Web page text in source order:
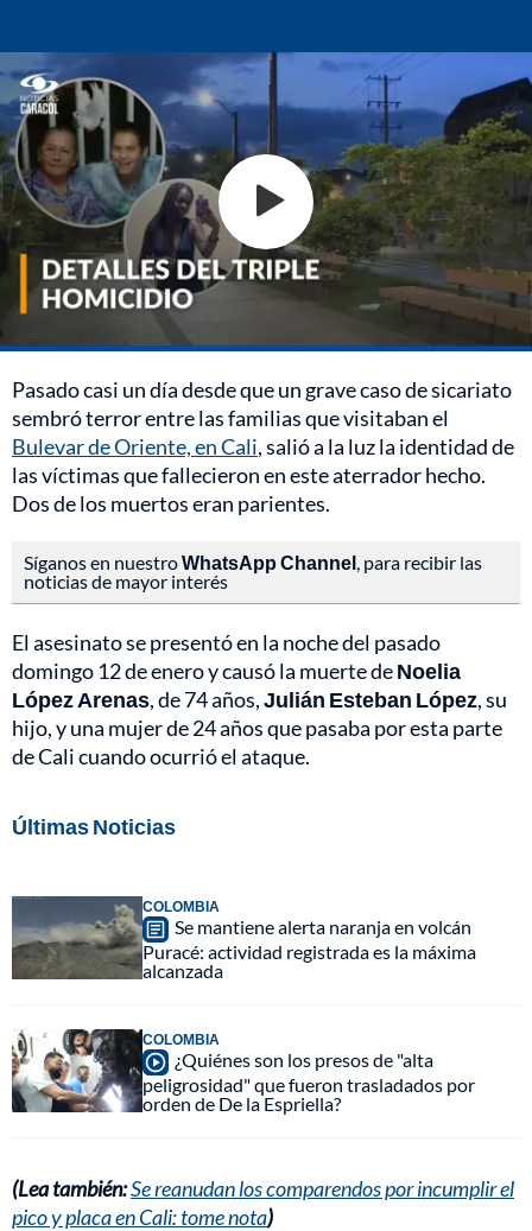
Pasado casi un día desde que un grave caso de sicariato
sembró terror entre las familias que visitaban el
Bulevar de Oriente, en Cali, salió a la luz la identidad de
las víctimas que fallecieron en este aterrador hecho.
Dos de los muertos eran parientes.
Síganos en nuestroWhatsApp Channel , para recibir las
noticias de mayor interés
El asesinato se presentó en la noche del pasado
domingo 12 de enero y causó la muerte deNoelia
López Arenas, de 74 años,Julián Esteban López, su
hijo, y una mujer de 24 años que pasaba por esta parte
de Cali cuando ocurrió el ataque.
Últimas Noticias
COLOMBIA
Se mantiene alerta naranja en volcán
Puracé: actividad registrada es la máxima
alcanzada
COLOMBIA
¿Quiénes son los presos de "alta
peligrosidad" que fueron trasladados por
orden de De la Espriella?
(Lea también:Se reanudan los comparendos por incumplir el
pico y placa en Cali: tome nota)